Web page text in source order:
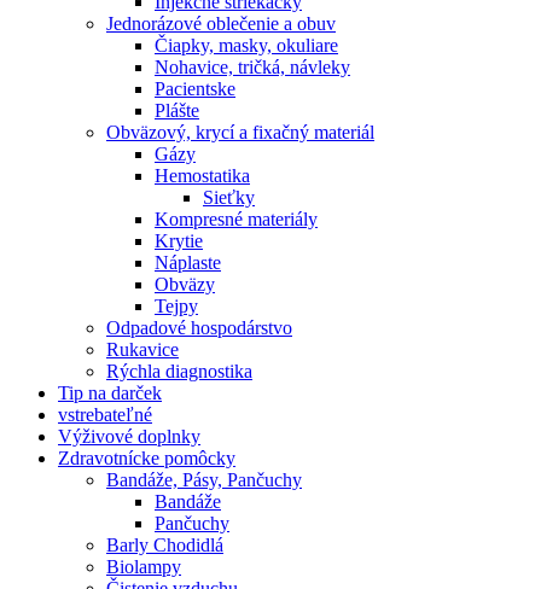
Jednorázové oblečenie a obuv
Čiapky, masky, okuliare
Nohavice, tričká, návleky
Pacientske
Plášte
Obväzový, krycí a fixačný materiál
Gázy
Hemostatika
Sieťky
Kompresné materiály
Krytie
Náplaste
Obväzy
Tejpy
Odpadové hospodárstvo
Rukavice
Rýchla diagnostika
Tip na darček
vstrebateľné
Výživové doplnky
Zdravotnícke pomôcky
Bandáže, Pásy, Pančuchy
Bandáže
Pančuchy
Barly Chodidlá
Biolampy